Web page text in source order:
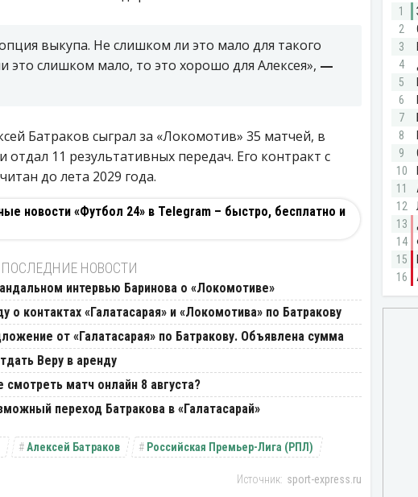
выкупа. Не слишком ли это мало для такого
это слишком мало, то это хорошо для Алексея», —
Батраков сыграл за «Локомотив» 35 матчей, в
отдал 11 результативных передач. Его контракт с
до лета 2029 года.
новости «Футбол 24» в Telegram – быстро, бесплатно и
НОВОСТИ
интервью Баринова о «Локомотиве»
о контактах «Галатасарая» и «Локомотива» по Батракову
от «Галатасарая» по Батракову. Объявлена сумма
Веру в аренду
матч онлайн 8 августа?
переход Батракова в «Галатасарай»
Алексей Батраков Российская Премьер-Лига (РПЛ)
sport-express.ru